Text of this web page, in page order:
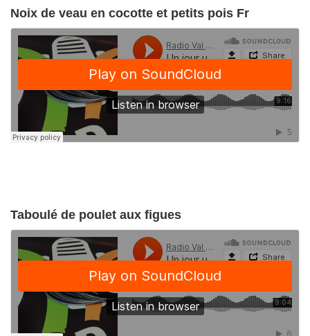
Noix de veau en cocotte et petits pois Fr
Taboulé de poulet aux figues